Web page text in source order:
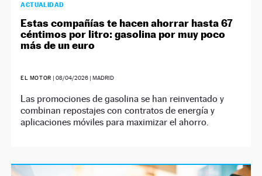
ACTUALIDAD
Estas compañías te hacen ahorrar hasta 67
céntimos por litro: gasolina por muy poco
más de un euro
EL MOTOR | 08/04/2026| MADRID
Las promociones de gasolina se han reinventado y
combinan repostajes con contratos de energía y
aplicaciones móviles para maximizar el ahorro.